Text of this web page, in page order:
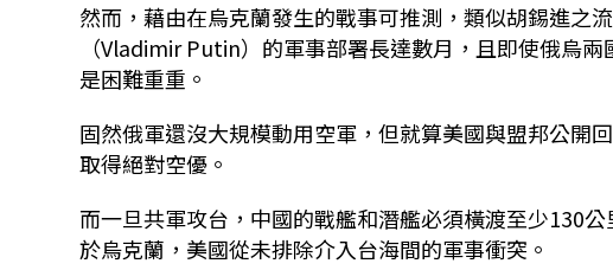
然而，藉由在烏克蘭發生的戰事可推測，類似胡錫進之
（Vladimir Putin）的軍事部署長達數月，且即使俄烏
是困難重重。
固然俄軍還沒大規模動用空軍，但就算美國與盟邦公開
取得絕對空優。
而一旦共軍攻台，中國的戰艦和潛艦必須橫渡至少130
於烏克蘭，美國從未排除介入台海間的軍事衝突。